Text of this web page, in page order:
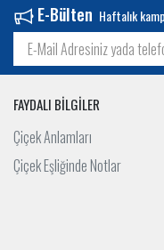
E-Bülten Haftalık
FAYDALI BİLGİLER
Çiçek Anlamları
Çiçek Eşliğinde Notlar